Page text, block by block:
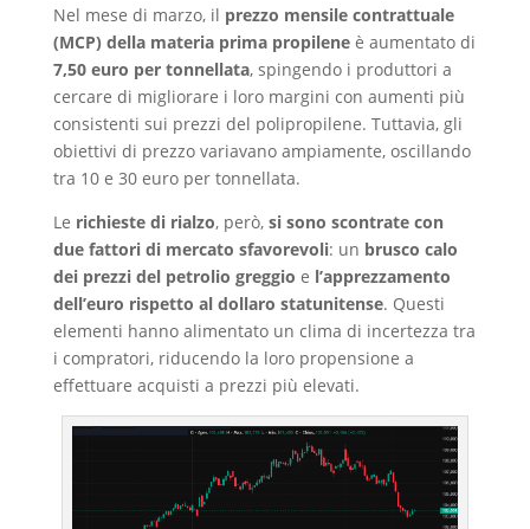
Nel mese di marzo, il prezzo mensile contrattuale
(MCP) della materia prima propileneè aumentato di
7,50 euro per tonnellata, spingendo i produttori a
cercare di migliorare i loro margini con aumenti più
consistenti sui prezzi del polipropilene. Tuttavia, gli
obiettivi di prezzo variavano ampiamente, oscillando
tra 10 e 30 euro per tonnellata.
Le richieste di rialzo, però, si sono scontrate con
due fattori di mercato sfavorevoli: un brusco calo
dei prezzi del petrolio greggio e l’apprezzamento
dell’euro rispetto al dollaro statunitense. Questi
elementi hanno alimentato un clima di incertezza tra
i compratori, riducendo la loro propensione a
effettuare acquisti a prezzi più elevati.